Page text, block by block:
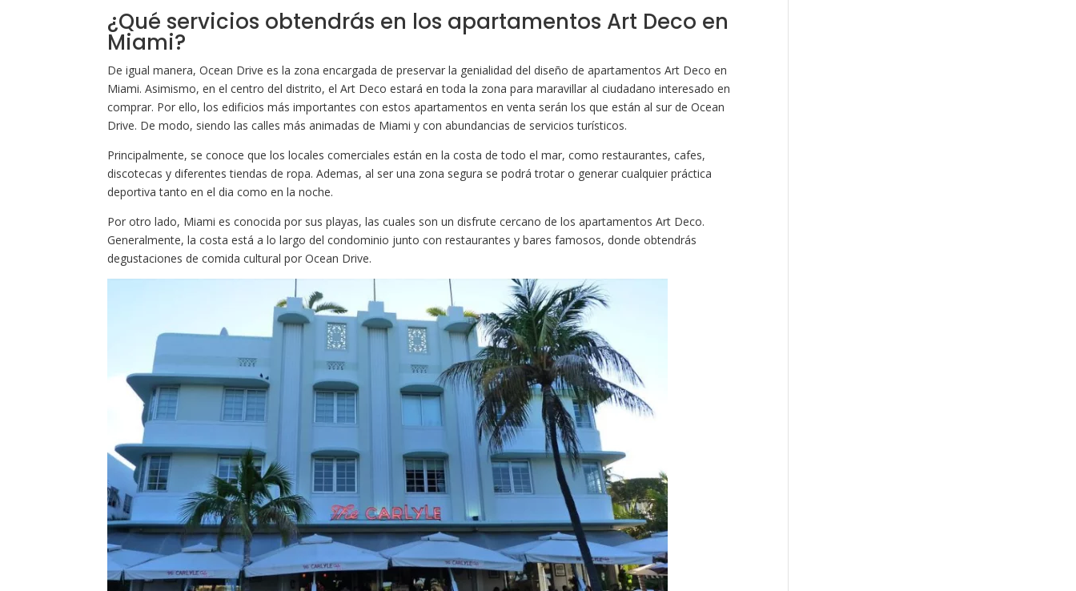
¿Qué servicios obtendrás en los apartamentos Art Deco en
Miami?
De igual manera, Ocean Drive es la zona encargada de preservar la genialidad del diseño de apartamentos Art Deco en
Miami. Asimismo, en el centro del distrito, el Art Deco estará en toda la zona para maravillar al ciudadano interesado en
comprar. Por ello, los edificios más importantes con estos apartamentos en venta serán los que están al sur de Ocean
Drive. De modo, siendo las calles más animadas de Miami y con abundancias de servicios turísticos.
Principalmente, se conoce que los locales comerciales están en la costa de todo el mar, como restaurantes, cafes,
discotecas y diferentes tiendas de ropa. Ademas, al ser una zona segura se podrá trotar o generar cualquier práctica
deportiva tanto en el dia como en la noche.
Por otro lado, Miami es conocida por sus playas, las cuales son un disfrute cercano de los apartamentos Art Deco.
Generalmente, la costa está a lo largo del condominio junto con restaurantes y bares famosos, donde obtendrás
degustaciones de comida cultural por Ocean Drive.